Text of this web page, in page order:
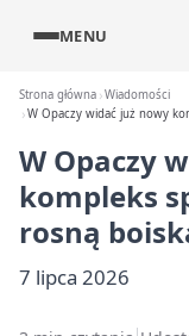
MENU
Strona główna Wiadomości
W Opaczy widać już nowy
W Opaczy
kompleks
rosną
7 lipca 2026